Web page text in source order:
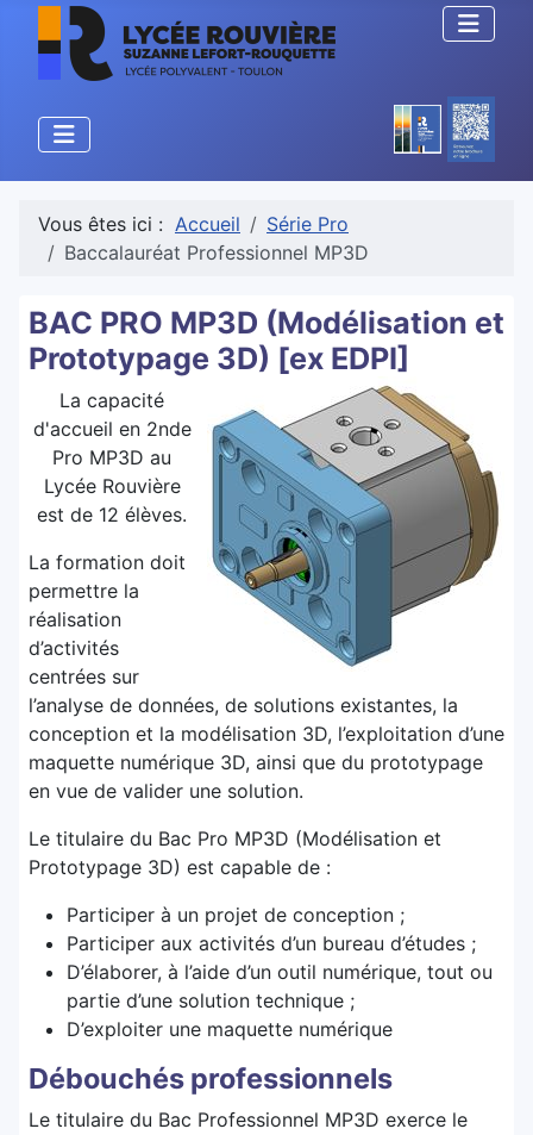
Vous êtes ici : Accueil
Série Pro
Baccalauréat Professionnel MP3D
BAC PRO MP3D (Modélisation et
Prototypage 3D) [ex EDPI]
La capacité
d'accueil en 2nde
Pro MP3D au
Lycée Rouvière
est de 12 élèves.
La formation doit
permettre la
réalisation
d’activités
centrées sur
l’analyse de données, de solutions existantes, la
conception et la modélisation 3D, l’exploitation d’une
maquette numérique 3D, ainsi que du prototypage
en vue de valider une solution.
Le titulaire du Bac Pro MP3D (Modélisation et
Prototypage 3D) est capable de :
Participer à un projet de conception ;
Participer aux activités d’un bureau d’études ;
D’élaborer, à l’aide d’un outil numérique, tout ou
partie d’une solution technique ;
D’exploiter une maquette numérique
Débouchés professionnels
Le titulaire du Bac Professionnel MP3D exerce le